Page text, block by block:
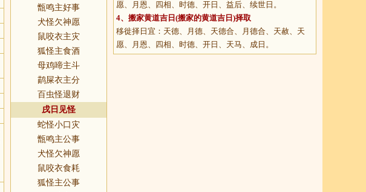
甑鸣主好事
犬怪欠神愿
鼠咬衣主灾
狐怪主食酒
母鸡啼主斗
鹋屎衣主分
百虫怪退财
戌日见怪
蛇怪小口灾
甑鸣主公事
犬怪欠神愿
鼠咬衣食耗
狐怪主公事
愿、月恩、四相、时德、开日、益后、续世日。
4、 搬家黄道吉日 (搬家的黄道吉日)择取
移徙择日宜：天德、月德、天德合、月德合、天赦、天
愿、月恩、四相、时德、开日、天马、成日。